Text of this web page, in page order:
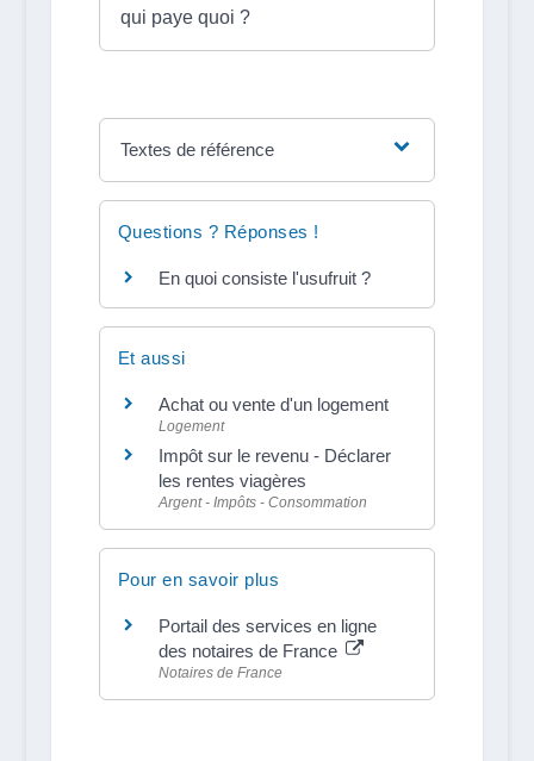
qui paye quoi ?
Textes de référence
Questions ? Réponses !
En quoi consiste l'usufruit ?
Et aussi
Achat ou vente d'un logement
Logement
Impôt sur le revenu - Déclarer
les rentes viagères
Argent - Impôts - Consommation
Pour en savoir plus
Portail des services en ligne
des notaires de France
Notaires de France